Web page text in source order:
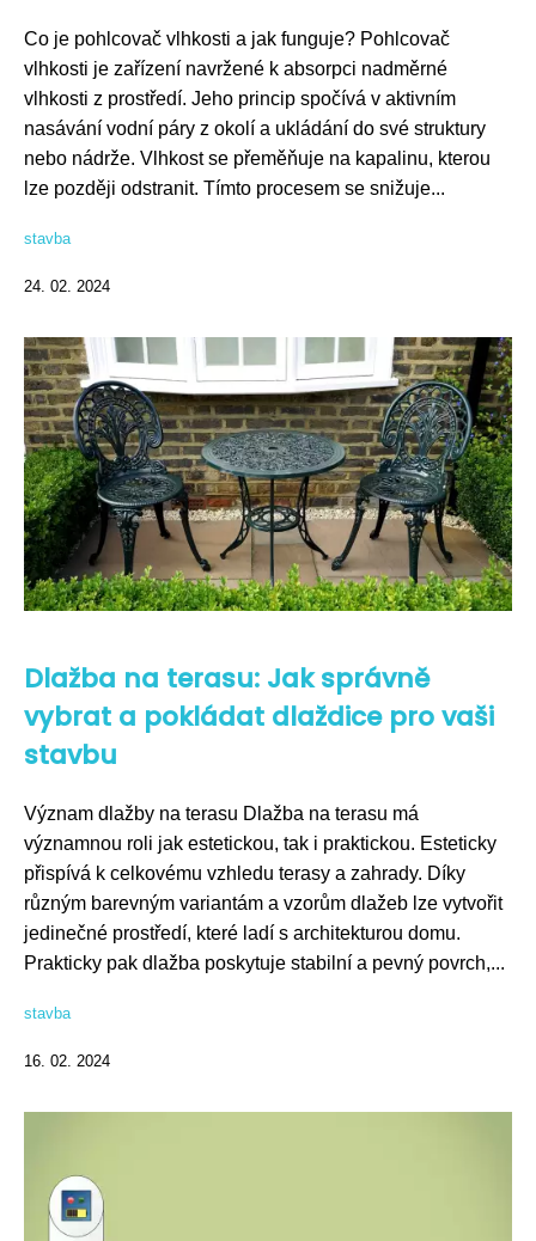
Co je pohlcovač vlhkosti a jak funguje? Pohlcovač
vlhkosti je zařízení navržené k absorpci nadměrné
vlhkosti z prostředí. Jeho princip spočívá v aktivním
nasávání vodní páry z okolí a ukládání do své struktury
nebo nádrže. Vlhkost se přeměňuje na kapalinu, kterou
lze později odstranit. Tímto procesem se snižuje...
stavba
24. 02. 2024
Dlažba na terasu: Jak správně
vybrat a pokládat dlaždice pro vaši
stavbu
Význam dlažby na terasu Dlažba na terasu má
významnou roli jak estetickou, tak i praktickou. Esteticky
přispívá k celkovému vzhledu terasy a zahrady. Díky
různým barevným variantám a vzorům dlažeb lze vytvořit
jedinečné prostředí, které ladí s architekturou domu.
Prakticky pak dlažba poskytuje stabilní a pevný povrch,...
stavba
16. 02. 2024